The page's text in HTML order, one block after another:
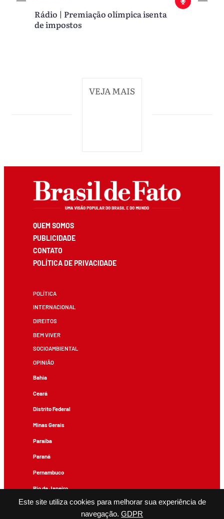
Este site utiliza cookies para melhorar sua experiência de
navegação. GDPR
Rádio | Premiação olímpica isenta
de impostos
VEJA MAIS
QUEM SOMOS
PUBLICIDADE
CONTATO
POLÍTICA DE PRIVACIDADE
POLÍTICA
INTERNACIONAL
DIREITOS
BEM VIVER
SOCIOAMBIENTAL
OPINIÃO
Bahia
Ceará
Distrito Federal
Minas Gerais
Paraíba
Paraná
Pernambuco
Rio de Janeiro
Rio Grande do Sul